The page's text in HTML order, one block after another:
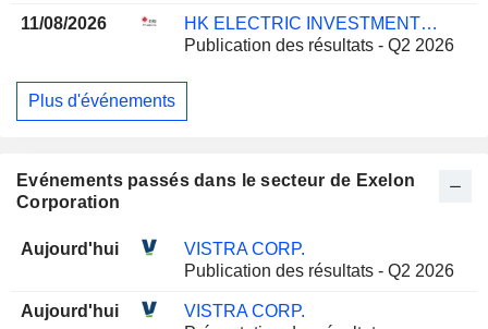
11/08/2026
HK ELECTRIC INVESTMENTS AND HK ELECTRIC INVESTMENTS LIMITED
Publication des résultats - Q2 2026
Plus d'événements
Evénements passés dans le secteur de Exelon
Corporation
Aujourd'hui
VISTRA CORP.
Publication des résultats - Q2 2026
Aujourd'hui
VISTRA CORP.